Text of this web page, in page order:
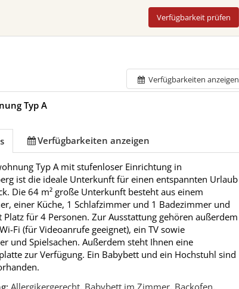
Verfügbarkeit prüfen
Verfügbarkeiten anzeigen
Typ A
Verfügbarkeiten anzeigen
Typ A mit stufenloser Einrichtung in
ist die ideale Unterkunft für einen entspannten Urlaub
Die 64 m² große Unterkunft besteht aus einem
einer Küche, 1 Schlafzimmer und 1 Badezimmer und
Platz für 4 Personen. Zur Ausstattung gehören außerdem
Fi (für Videoanrufe geeignet), ein TV sowie
und Spielsachen. Außerdem steht Ihnen eine
zur Verfügung. Ein Babybett und ein Hochstuhl sind
Allergikergerecht, Babybett im Zimmer, Backofen,